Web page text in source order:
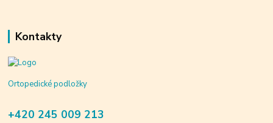
Kontakty
Ortopedické podložky
+420 245 009 213